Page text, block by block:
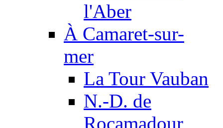
l'Aber
À Camaret-sur-
mer
La Tour Vauban
N.-D. de
Rocamadour